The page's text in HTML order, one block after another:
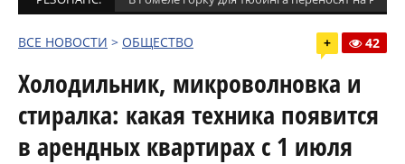
ВСЕ НОВОСТИ > ОБЩЕСТВО + 42
Холодильник, микроволновка и
стиралка: какая техника появится
в арендных квартирах с 1 июля